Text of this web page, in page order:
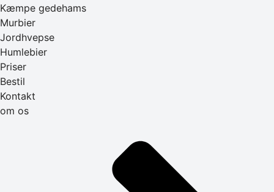
Kæmpe gedehams
Murbier
Jordhvepse
Humlebier
Priser
Bestil
Kontakt
om os